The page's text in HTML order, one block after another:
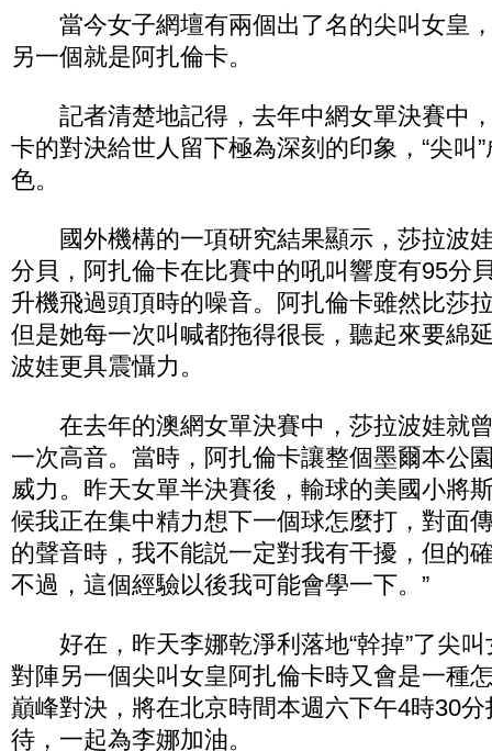
當今女子網壇有兩個出了名的尖叫女皇
另一個就是阿扎倫卡。
記者清楚地記得，去年中網女單決賽中
卡的對決給世人留下極為深刻的印象，“尖叫
色。
國外機構的一項研究結果顯示，莎拉波
分貝，阿扎倫卡在比賽中的吼叫響度有95分
升機飛過頭頂時的噪音。阿扎倫卡雖然比莎
但是她每一次叫喊都拖得很長，聽起來要綿
波娃更具震懾力。
在去年的澳網女單決賽中，莎拉波娃就
一次高音。當時，阿扎倫卡讓整個墨爾本公
威力。昨天女單半決賽後，輸球的美國小將
候我正在集中精力想下一個球怎麼打，對面
的聲音時，我不能説一定對我有干擾，但的
不過，這個經驗以後我可能會學一下。”
好在，昨天李娜乾淨利落地“幹掉”了尖叫
對陣另一個尖叫女皇阿扎倫卡時又會是一種
巔峰對決，將在北京時間本週六下午4時30
待，一起為李娜加油。